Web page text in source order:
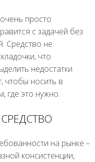
просто
с задачей без
Средство не
что
недостатки
чтобы носить в
где это нужно.
на рынке –
консистенции,